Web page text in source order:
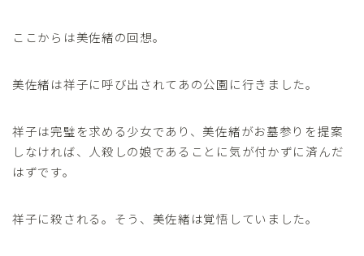
ここからは美佐緒の回想。
美佐緒は祥子に呼び出されてあの公園に行きました。
祥子は完璧を求める少女であり、美佐緒がお墓参りを提案
しなければ、人殺しの娘であることに気が付かずに済んだ
はずです。
祥子に殺される。そう、美佐緒は覚悟していました。